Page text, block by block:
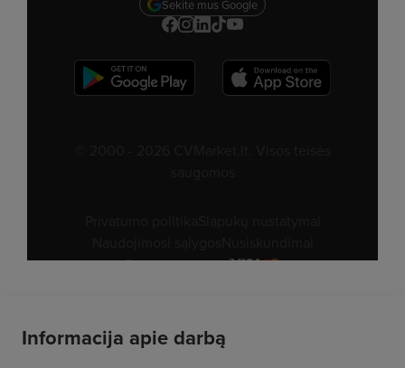
Informacija apie darbą